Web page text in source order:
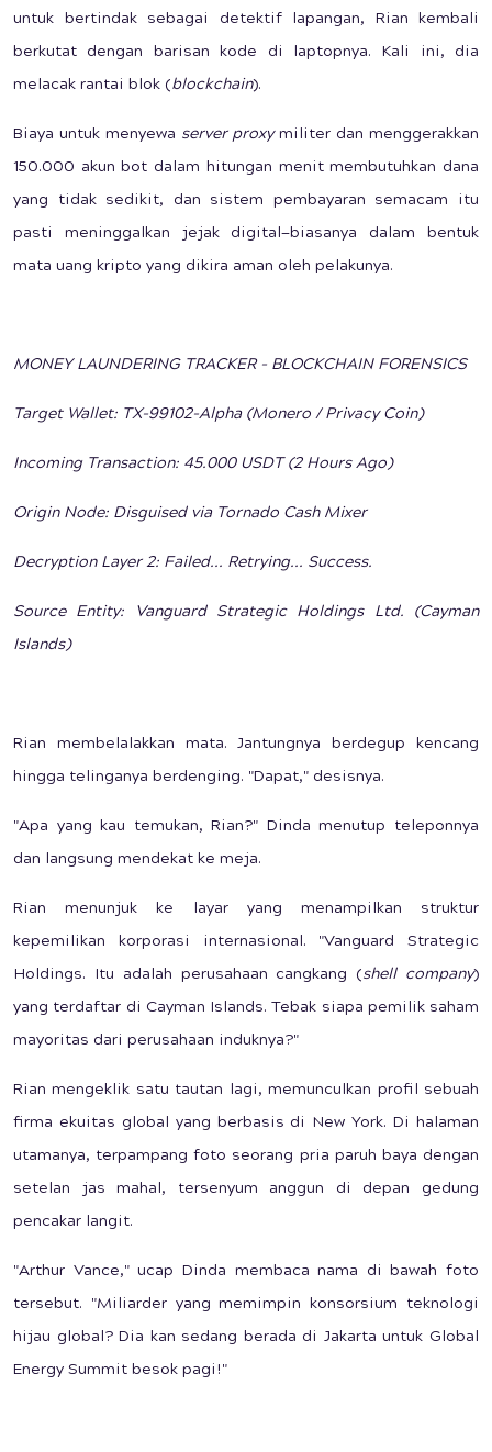
untuk bertindak sebagai detektif lapangan, Rian kembali
berkutat dengan barisan kode di laptopnya. Kali ini, dia
melacak rantai blok (blockchain).
Biaya untuk menyewa server proxymiliter dan menggerakkan
150.000 akun bot dalam hitungan menit membutuhkan dana
yang tidak sedikit, dan sistem pembayaran semacam itu
pasti meninggalkan jejak digital—biasanya dalam bentuk
mata uang kripto yang dikira aman oleh pelakunya.
MONEY LAUNDERING TRACKER - BLOCKCHAIN FORENSICS
Target Wallet: TX-99102-Alpha (Monero / Privacy Coin)
Incoming Transaction: 45.000 USDT (2 Hours Ago)
Origin Node: Disguised via Tornado Cash Mixer
Decryption Layer 2: Failed... Retrying... Success.
Source Entity: Vanguard Strategic Holdings Ltd. (Cayman
Islands)
Rian membelalakkan mata. Jantungnya berdegup kencang
hingga telinganya berdenging. "Dapat," desisnya.
"Apa yang kau temukan, Rian?" Dinda menutup teleponnya
dan langsung mendekat ke meja.
Rian menunjuk ke layar yang menampilkan struktur
kepemilikan korporasi internasional. "Vanguard Strategic
Holdings. Itu adalah perusahaan cangkang (shell company)
yang terdaftar di Cayman Islands. Tebak siapa pemilik saham
mayoritas dari perusahaan induknya?"
Rian mengeklik satu tautan lagi, memunculkan profil sebuah
firma ekuitas global yang berbasis di New York. Di halaman
utamanya, terpampang foto seorang pria paruh baya dengan
setelan jas mahal, tersenyum anggun di depan gedung
pencakar langit.
"Arthur Vance," ucap Dinda membaca nama di bawah foto
tersebut. "Miliarder yang memimpin konsorsium teknologi
hijau global? Dia kan sedang berada di Jakarta untuk Global
Energy Summit besok pagi!"